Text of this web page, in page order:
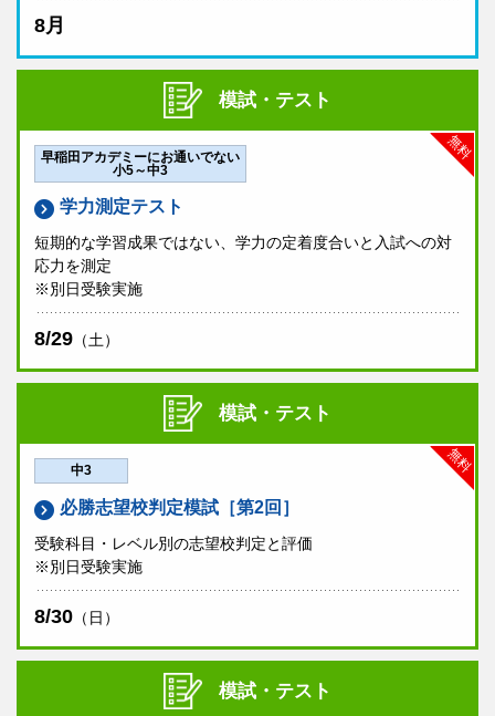
8月
模試・テスト
無料
早稲田アカデミーにお通いでない
小5～中3
学力測定テスト
短期的な学習成果ではない、学力の定着度合いと入試への対
応力を測定
※別日受験実施
8/29 （土）
模試・テスト
無料
中3
必勝志望校判定模試［第2回］
受験科目・レベル別の志望校判定と評価
※別日受験実施
8/30 （日）
模試・テスト